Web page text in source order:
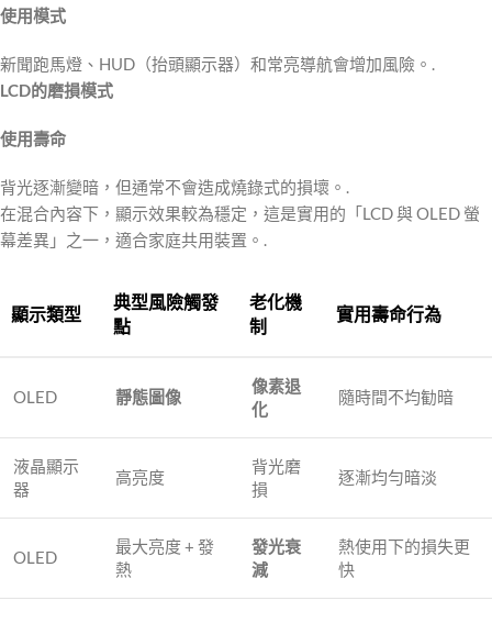
使用模式
新聞跑馬燈、HUD（抬頭顯示器）和常亮導航會增加風險。.
LCD的磨損模式
使用壽命
背光逐漸變暗，但通常不會造成燒錄式的損壞。.
在混合內容下，顯示效果較為穩定，這是實用的「LCD 與 OLED 螢
幕差異」之一，適合家庭共用裝置。.
顯示類型
典型風險觸發
點
老化機
制
實用壽命行為
OLED 靜態圖像
像素退
化
隨時間不均勧暗
液晶顯示
器
高亮度
背光磨
損
逐漸均勻暗淡
OLED
最大亮度 + 發
熱
發光衰
減
熱使用下的損失更
快